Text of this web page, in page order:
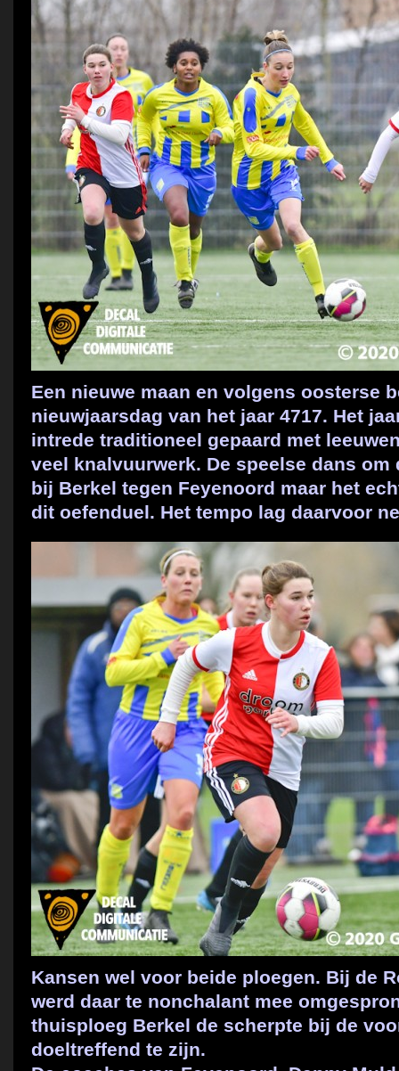
Een nieuwe maan en volgens oosterse
nieuwjaarsdag van het jaar 4717. Het
intrede traditioneel gepaard met
veel knalvuurwerk. De speelse dans om
bij Berkel tegen Feyenoord maar het
dit oefenduel. Het tempo lag daarvoor
Kansen wel voor beide ploegen. Bij de
werd daar te nonchalant mee
thuisploeg Berkel de scherpte bij de
doeltreffend te zijn.